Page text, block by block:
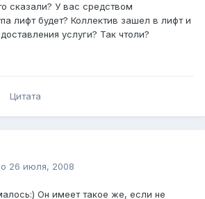
сказали? У вас средством
лифт будет? Коллектив зашел в лифт и
услуги? Так чтоли?
Цитата
26 июля, 2008
Он имеет такое же, если не